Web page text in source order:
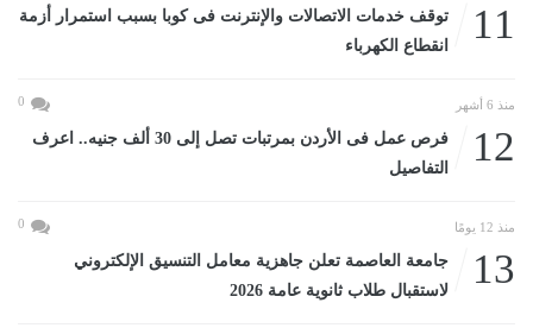
11
توقف خدمات الاتصالات والإنترنت فى كوبا بسبب استمرار أزمة
انقطاع الكهرباء
منذ 6 أشهر 0
12
فرص عمل فى الأردن بمرتبات تصل إلى 30 ألف جنيه.. اعرف
التفاصيل
منذ 12 يومًا 0
13
جامعة العاصمة تعلن جاهزية معامل التنسيق الإلكتروني
لاستقبال طلاب ثانوية عامة 2026